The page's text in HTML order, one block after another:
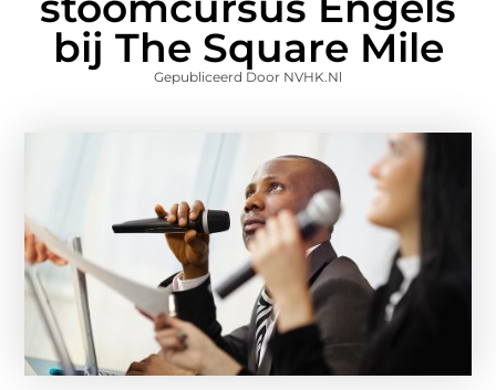
bij The Square Mile
Gepubliceerd Door NVHK.nl